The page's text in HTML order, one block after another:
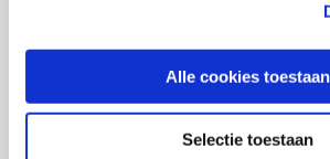
Alle cookies toestaan
Selectie toestaan
IBD te behartigen. Evenals de
short bowel/darmfalen.
Deze website is mede mogelijk